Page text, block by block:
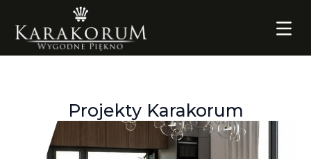
Projekty Karakorum